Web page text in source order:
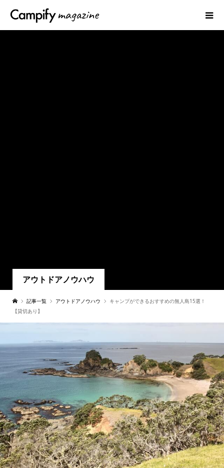
アウトドアノウハウ
記事一覧 アウトドアノウハウ
キャンプができるおすすめの無人島15選！
【貸切あり】